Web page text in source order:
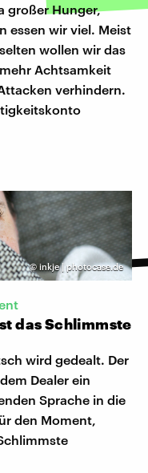
großer Hunger,
essen wir viel. Meist
wollen wir das
Achtsamkeit
verhindern.
© inkje | photocase.de
das Schlimmste
wird gedealt. Der
Dealer ein
Sprache in die
den Moment,